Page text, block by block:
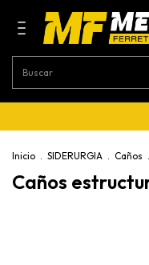
Inicio . SIDERURGIA . Caños .
Caños